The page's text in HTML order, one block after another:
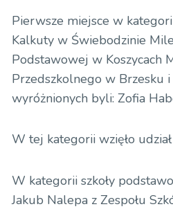
Pierwsze miejsce w
Kalkuty w Świebodzinie
Podstawowej w Koszycach
Przedszkolnego w Brzesku
wyróżnionych byli: Zofia
W tej kategorii wzięło
W kategorii szkoły
Jakub Nalepa z Zespołu